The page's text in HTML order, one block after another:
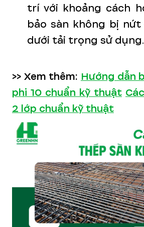
trí với khoảng cách
bảo sàn không bị nứt
dưới tải trọng sử dụng.
>> Xem thêm: Hướng dẫn
phi 10 chuẩn kỹ thuật
2 lớp chuẩn kỹ thuật